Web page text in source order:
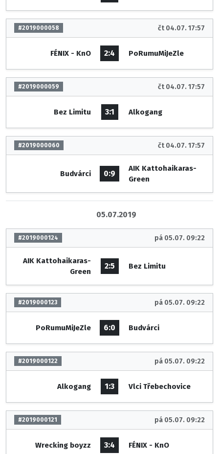
#2019000058 čt 04.07. 17:57
FÉNIX - KnO 2:4 PoRumuMiJeZle
#2019000059 čt 04.07. 17:57
Bez Limitu 3:1 Alkogang
#2019000060 čt 04.07. 17:57
Budvárci 0:9
AIK Kattohaikaras-
Green
05.07.2019
#2019000124 pá 05.07. 09:22
AIK Kattohaikaras-
Green
2:5 Bez Limitu
#2019000123 pá 05.07. 09:22
PoRumuMiJeZle 6:0 Budvárci
#2019000122 pá 05.07. 09:22
Alkogang 1:3 Vlci Třebechovice
#2019000121 pá 05.07. 09:22
Wrecking boyzz 3:4 FÉNIX - KnO